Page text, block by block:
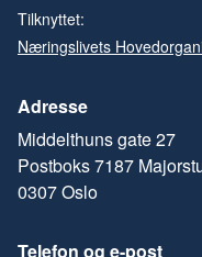
Tilknyttet:
Næringslivets
Adresse
Middelthuns gate 27
Postboks 7187
0307 Oslo
Telefon og e-post